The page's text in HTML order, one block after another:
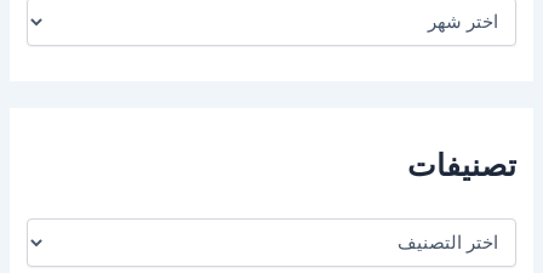
تصنيفات